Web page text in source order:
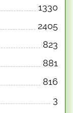
1330
2405
823
881
816
3